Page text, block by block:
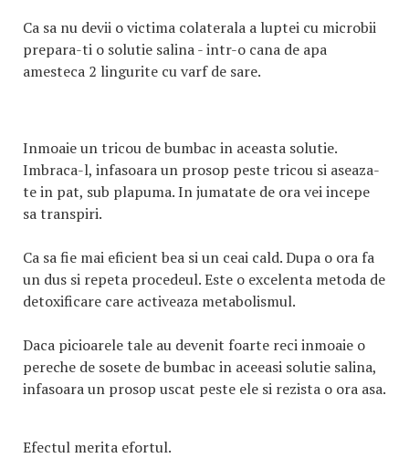
Ca sa nu devii o victima colaterala a luptei cu microbii
prepara-ti o solutie salina - intr-o cana de apa
amesteca 2 lingurite cu varf de sare.
Inmoaie un tricou de bumbac in aceasta solutie.
Imbraca-l, infasoara un prosop peste tricou si aseaza-
te in pat, sub plapuma. In jumatate de ora vei incepe
sa transpiri.
Ca sa fie mai eficient bea si un ceai cald. Dupa o ora fa
un dus si repeta procedeul. Este o excelenta metoda de
detoxificare care activeaza metabolismul.
Daca picioarele tale au devenit foarte reci inmoaie o
pereche de sosete de bumbac in aceeasi solutie salina,
infasoara un prosop uscat peste ele si rezista o ora asa.
Efectul merita efortul.